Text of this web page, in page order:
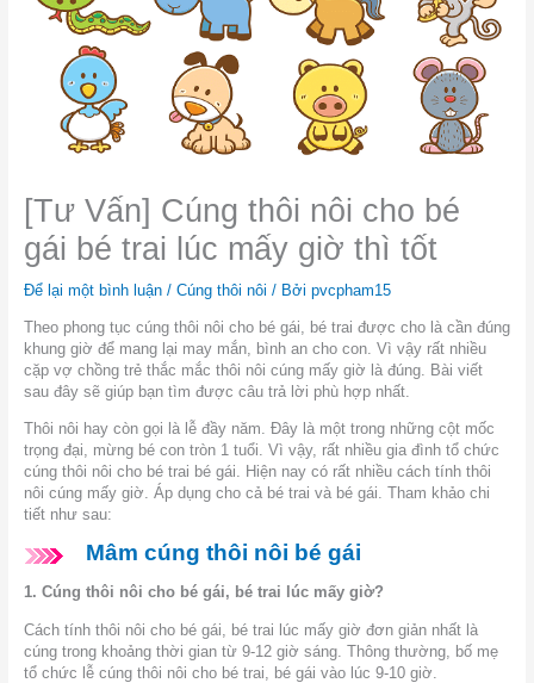
[Tư Vấn] Cúng thôi nôi cho bé
gái bé trai lúc mấy giờ thì tốt
Để lại một bình luận / Cúng thôi nôi / Bởi pvcpham15
Theo phong tục cúng thôi nôi cho bé gái, bé trai được cho là cần đúng
khung giờ để mang lại may mắn, bình an cho con. Vì vậy rất nhiều
cặp vợ chồng trẻ thắc mắc thôi nôi cúng mấy giờ là đúng. Bài viết
sau đây sẽ giúp bạn tìm được câu trả lời phù hợp nhất.
Thôi nôi hay còn gọi là lễ đầy năm. Đây là một trong những cột mốc
trọng đại, mừng bé con tròn 1 tuổi. Vì vậy, rất nhiều gia đình tổ chức
cúng thôi nôi cho bé trai bé gái. Hiện nay có rất nhiều cách tính thôi
nôi cúng mấy giờ. Áp dụng cho cả bé trai và bé gái. Tham khảo chi
tiết như sau:
Mâm cúng thôi nôi bé gái
1. Cúng thôi nôi cho bé gái, bé trai lúc mấy giờ?
Cách tính thôi nôi cho bé gái, bé trai lúc mấy giờ đơn giản nhất là
cúng trong khoảng thời gian từ 9-12 giờ sáng. Thông thường, bố mẹ
tổ chức lễ cúng thôi nôi cho bé trai, bé gái vào lúc 9-10 giờ.